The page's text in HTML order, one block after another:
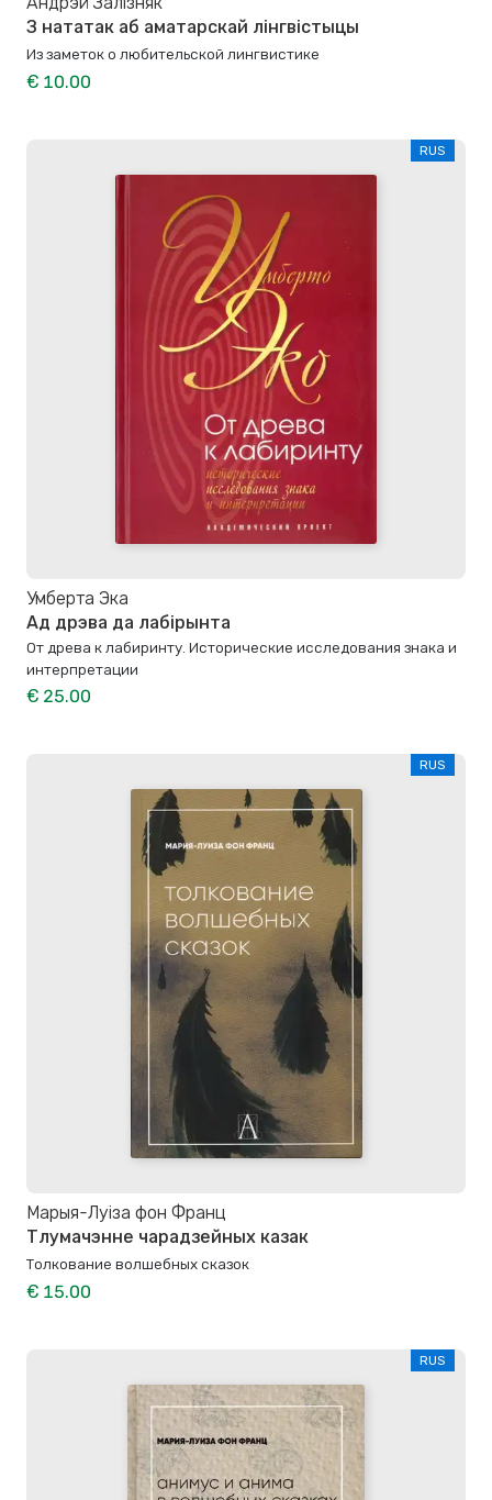
З нататак аб аматарскай лінгвістыцы
Из заметок о любительской лингвистике
€ 10.00
RUS
Умберта Эка
Ад дрэва да лабірынта
От древа к лабиринту. Исторические исследования знака и
интерпретации
€ 25.00
RUS
Марыя-Луіза фон Франц
Тлумачэнне чарадзейных казак
Толкование волшебных сказок
€ 15.00
RUS